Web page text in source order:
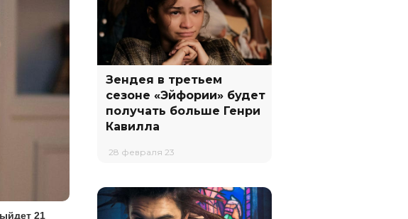
21
Зендея в третьем
сезоне «Эйфории» будет
получать больше Генри
Кавилла
28 февраля 23